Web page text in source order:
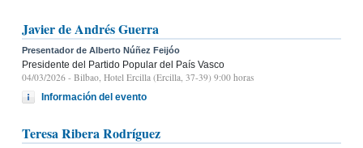
Javier de Andrés Guerra
Presentador de Alberto Núñez Feijóo
Presidente del Partido Popular del País Vasco
04/03/2026 - Bilbao, Hotel Ercilla (Ercilla, 37-39) 9:00 horas
Información del evento
Teresa Ribera Rodríguez